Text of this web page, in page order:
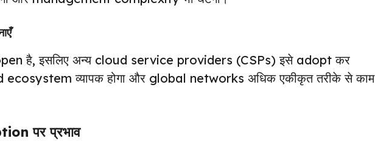
है, इसलिए अन्य cloud service providers (CSPs) इसे adopt कर
व्यापक होगा और global networks अधिक एकीकृत तरीके से काम
पर प्रभाव